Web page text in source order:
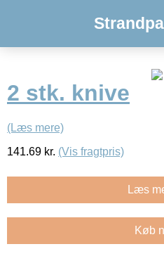
2 stk. knive
(Læs mere)
141.69 kr. (Vis fragtpris)
Læs
Køb